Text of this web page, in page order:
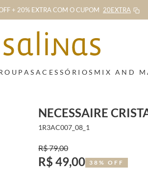
+ 20% EXTRA COM O CUPOM 20EXTRA
ACESSÓRIOS MIX AND
NECESSAIRE
1R3AC007_08_1
R$ 79,00
R$ 49,00 38% OFF